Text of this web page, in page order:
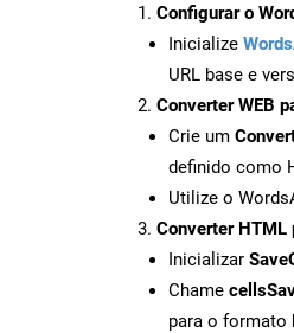
Configurar o
Inicialize
URL base e
Converter WEB
Crie um
definido como
Utilize o
Converter HTML
Inicializar
Chame
para o formato